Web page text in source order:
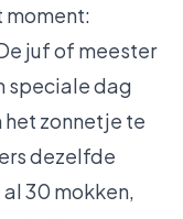
moment:
juf of meester
speciale dag
zonnetje te
dezelfde
30 mokken,